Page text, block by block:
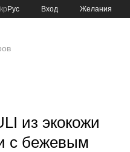
Рус Вход Желания
из экокожи
с бежевым